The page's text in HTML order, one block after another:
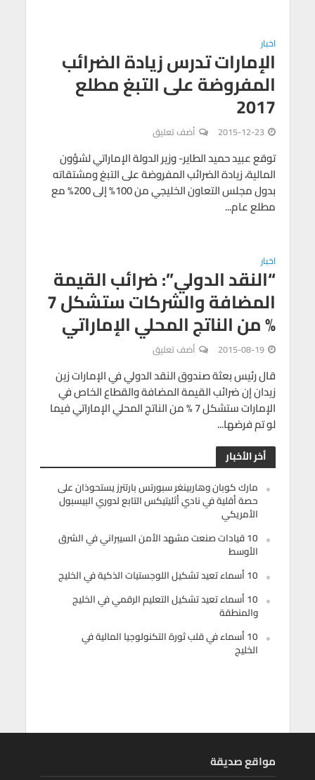
اخبار
الإمارات تدرس زيادة الضرائب
المفروضة على التبغ مطلع
2017
2015-12-23 أضف تعليق
توقع عبيد حميد الطاير- وزير الدولة الإماراتي لشؤون
المالية، زيادة الضرائب المفروضة على التبغ ومشتقاته
بدول مجلس التعاون الخليجي من 100% إلى 200% مع
مطلع عام...
اخبار
“النقد الدولي”: ضرائب القيمة
المضافة والشركات ستشكل 7
% من الناتج المحلي الإماراتي
2015-08-19 أضف تعليق
قال رئيس بعثة صندوق النقد الدولي في الإمارات زين
زيدان إن ضرائب القيمة المضافة والقطاع الخاص في
الإمارات ستشكل 7 % من الناتج المحلي الإماراتي فيما
لو تم فرضها...
أخر الأخبار
مارك كوبان وهاربينغر سبورتس بارتنرز يستحوذان على
حصة أقلية في نادي أثليتيكس التابع لدوري البيسبول
الأمريكي
10 قيادات صنعت مشهد الأمن السيبراني في الشرق
الأوسط
10 أسماء تعيد تشكيل اللوجستيات الذكية في الخليج
10 أسماء تعيد تشكيل التعليم الرقمي في الخليج
والمنطقة
10 أسماء في قلب ثورة التكنولوجيا المالية في
الخليج
مواقع صديقة